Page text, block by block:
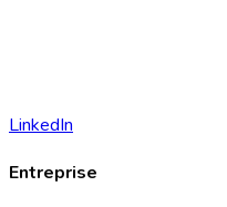
LinkedIn
Entreprise